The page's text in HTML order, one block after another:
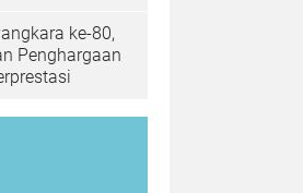
ke-80,
Penghargaan